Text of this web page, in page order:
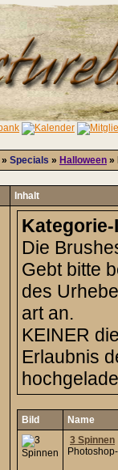
» Specials » Halloween »
Inhalt
Die
Gebt bitte
des
art an.
KEINER
Erlaubnis
Bild
Name
3 Spinnen